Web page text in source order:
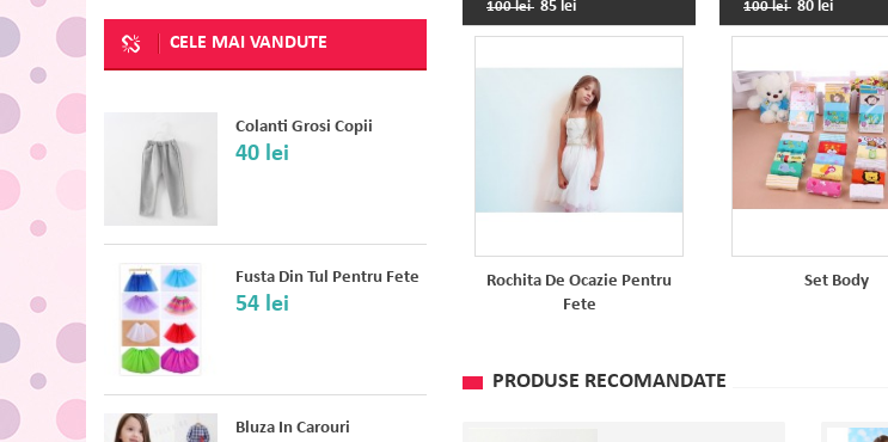
CELE MAI VANDUTE
Colanti Grosi Copii
40 lei
Fusta Din Tul Pentru Fete
54 lei
Bluza In Carouri
Rochita De Ocazie Pentru
Fete
100 lei 85 lei
Set Body
100 lei 80 lei
PRODUSE RECOMANDATE